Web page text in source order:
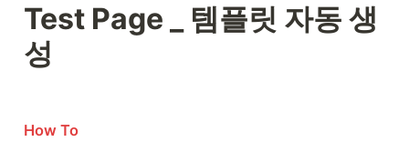
Test Page _ 템플릿 자동 생
성
How To